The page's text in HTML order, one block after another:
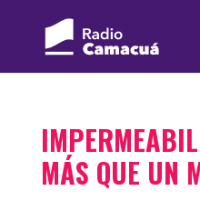
MÁS QUE UN